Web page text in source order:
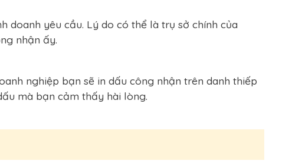
doanh yêu cầu. Lý do có thể là trụ sở chính của
nhận ấy.
nghiệp bạn sẽ in dấu công nhận trên danh thiếp
mà bạn cảm thấy hài lòng.